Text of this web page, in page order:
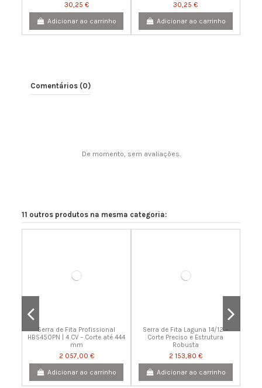
30,25 €
Adicionar ao carrinho
30,25 €
Adicionar ao carrinho
Comentários (0)
De momento, sem avaliações.
11 outros produtos na mesma categoria:
Serra de Fita Profissional
HBS450PN | 4 CV – Corte até 444
mm
2 057,00 €
Adicionar ao carrinho
Serra de Fita Laguna 14/12 –
Corte Preciso e Estrutura
Robusta
2 153,80 €
Adicionar ao carrinho